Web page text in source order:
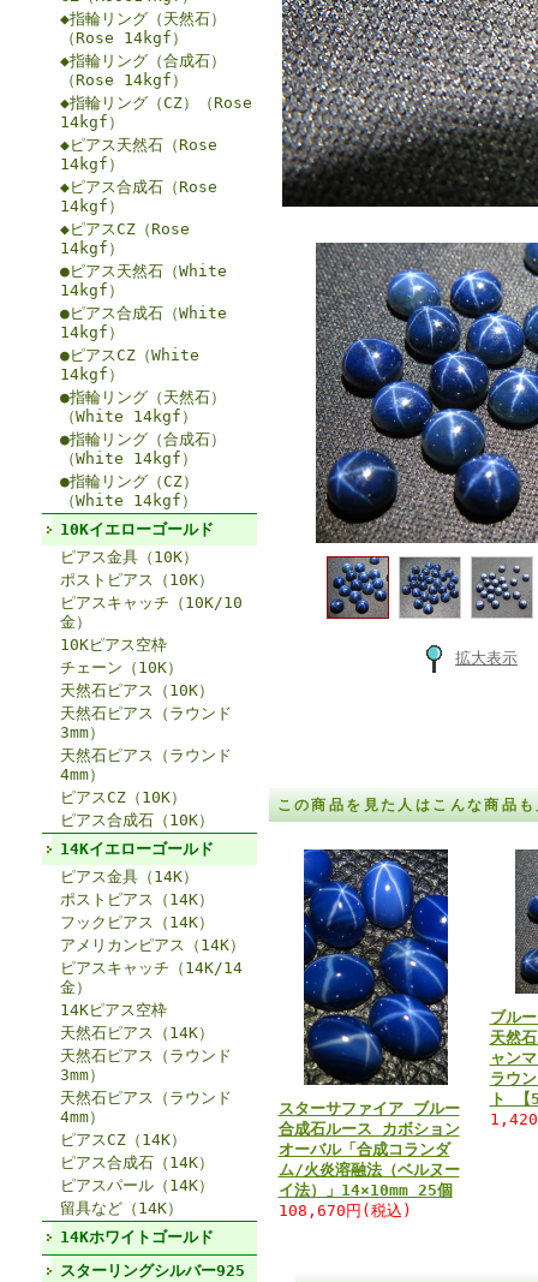
◆指輪リング（天然石）
（Rose 14kgf）
◆指輪リング（合成石）
（Rose 14kgf）
◆指輪リング（CZ）（Rose
14kgf）
◆ピアス天然石（Rose
14kgf）
◆ピアス合成石（Rose
14kgf）
◆ピアスCZ（Rose
14kgf）
●ピアス天然石（White
14kgf）
●ピアス合成石（White
14kgf）
●ピアスCZ（White
14kgf）
●指輪リング（天然石）
（White 14kgf）
●指輪リング（合成石）
（White 14kgf）
●指輪リング（CZ）
（White 14kgf）
10Kイエローゴールド
ピアス金具（10K）
ポストピアス（10K）
ピアスキャッチ（10K/10
金）
10Kピアス空枠
チェーン（10K）
天然石ピアス（10K）
天然石ピアス（ラウンド
3mm）
天然石ピアス（ラウンド
4mm）
ピアスCZ（10K）
ピアス合成石（10K）
14Kイエローゴールド
ピアス金具（14K）
ポストピアス（14K）
フックピアス（14K）
アメリカンピアス（14K）
ピアスキャッチ（14K/14
金）
14Kピアス空枠
天然石ピアス（14K）
天然石ピアス（ラウンド
3mm）
天然石ピアス（ラウンド
4mm）
ピアスCZ（14K）
ピアス合成石（14K）
ピアスパール（14K）
留具など（14K）
14Kホワイトゴールド
スターリングシルバー925
拡大表示
この商品を見た人はこんな商品
スターサファイア ブルー
合成石ルース カボション
オーバル「合成コランダ
ム/火炎溶融法（ベルヌー
イ法）」14×10mm 25個
108,670円(税込)
ブル
天然
ャン
ラウ
ト 【